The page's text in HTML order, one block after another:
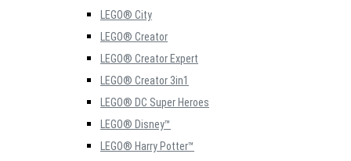
LEGO® City
LEGO® Creator
LEGO® Creator Expert
LEGO® Creator 3in1
LEGO® DC Super Heroes
LEGO® Disney™
LEGO® Harry Potter™